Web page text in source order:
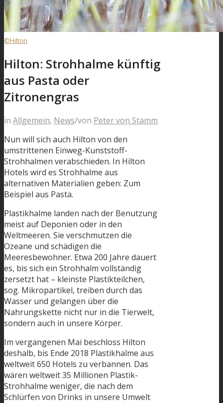
©Hilton
Hilton: Strohhalme künftig
aus Pasta oder
Zitronengras
in Allgemein, News/von Peter von Stamm
Nun will sich auch Hilton von den
umstrittenen Einweg-Kunststoff-
Strohhalmen verabschieden. In Hilton
Hotels wird es Strohhalme aus
alternativen Materialien geben: Zum
Beispiel aus Pasta.
Plastikhalme landen nach der Benutzung
meist auf Deponien oder in den
Weltmeeren. Sie verschmutzen die
Ozeane und schädigen die
Meeresbewohner. Etwa 200 Jahre dauert
es, bis sich ein Strohhalm vollständig
zersetzt hat – kleinste Plastikteilchen,
sog. Mikropartikel, treiben durch das
Wasser und gelangen über die
Nahrungskette nicht nur in die Tierwelt,
sondern auch in unsere Körper.
Im vergangenen Mai beschloss Hilton
deshalb, bis Ende 2018 Plastikhalme aus
weltweit 650 Hotels zu verbannen. Das
wären weltweit 35 Millionen Plastik-
Strohhalme weniger, die nach dem
Schlürfen von Drinks in unsere Umwelt